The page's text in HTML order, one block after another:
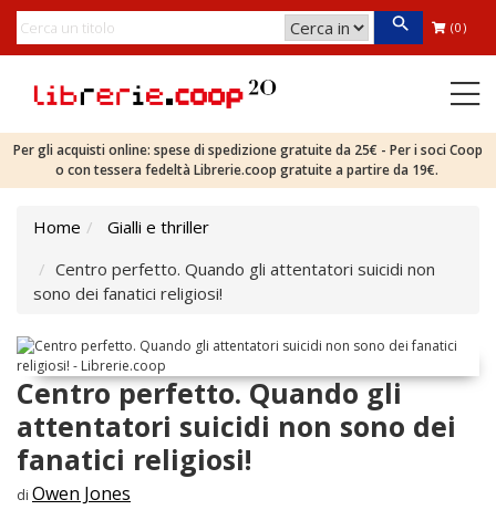
(0)
Per gli acquisti online: spese di spedizione gratuite da 25€ - Per i soci Coop
o con tessera fedeltà Librerie.coop gratuite a partire da 19€.
Home
Gialli e thriller
Centro perfetto. Quando gli attentatori suicidi non
sono dei fanatici religiosi!
Centro perfetto. Quando gli
attentatori suicidi non sono dei
fanatici religiosi!
di Owen Jones